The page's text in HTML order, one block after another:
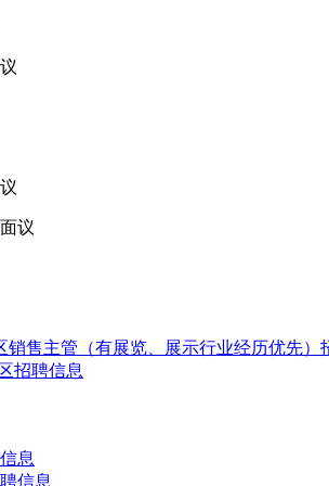
面议
销售主管（有展览、展示行业经历优先）
招聘信息
息
信息